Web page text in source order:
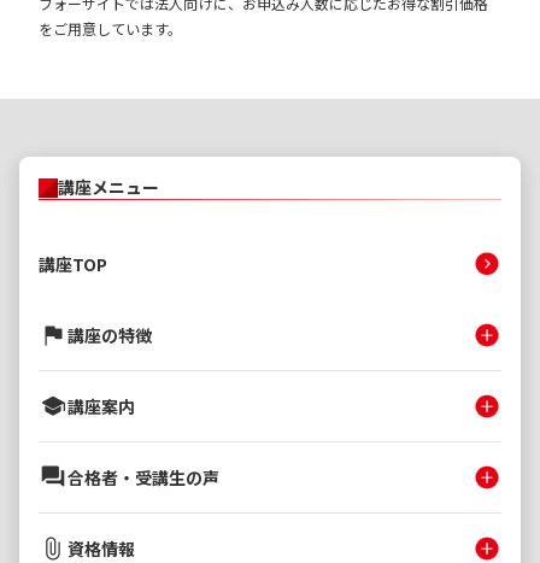
をご用意しています。
講座メニュー
講座TOP
講座の特徴
講座案内
合格者・受講生の声
資格情報